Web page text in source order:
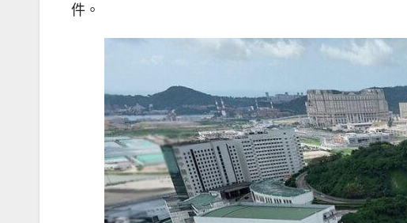
件。